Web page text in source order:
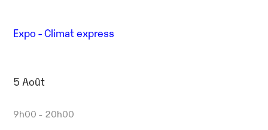
Expo - Climat express
5 Août
9h00 - 20h00